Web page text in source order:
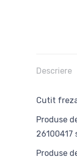
Descriere
Cutit
Produse
26100417
Produse